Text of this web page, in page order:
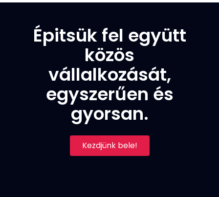
Épitsük fel együtt
közös
vállalkozását,
egyszerűen és
gyorsan.
Kezdjünk bele!